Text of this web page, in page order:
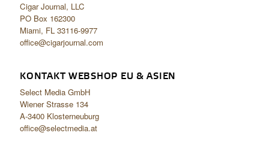
Cigar Journal, LLC
PO Box 162300
Miami, FL 33116-9977
office@cigarjournal.com
KONTAKT WEBSHOP EU & ASIEN
Select Media GmbH
Wiener Strasse 134
A-3400 Klosterneuburg
office@selectmedia.at